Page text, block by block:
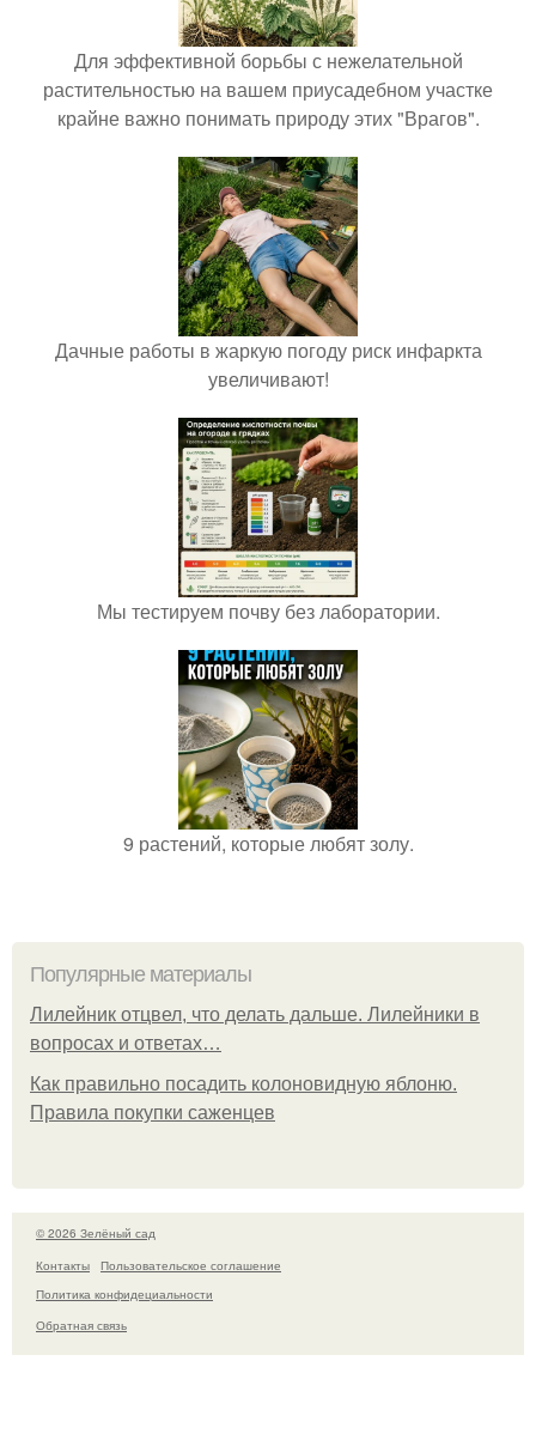
Для эффективной борьбы с нежелательной
растительностью на вашем приусадебном участке
крайне важно понимать природу этих "Врагов".
Дачные работы в жаркую погоду риск инфаркта
увеличивают!
Мы тестируем почву без лаборатории.
9 растений, которые любят золу.
Популярные материалы
Лилейник отцвел, что делать дальше. Лилейники в
вопросах и ответах…
Как правильно посадить колоновидную яблоню.
Правила покупки саженцев
© 2026 Зелёный сад
Контакты
Пользовательское соглашение
Политика конфидециальности
Обратная связь